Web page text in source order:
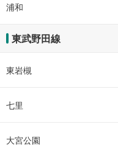
浦和
東武野田線
東岩槻
七里
大宮公園